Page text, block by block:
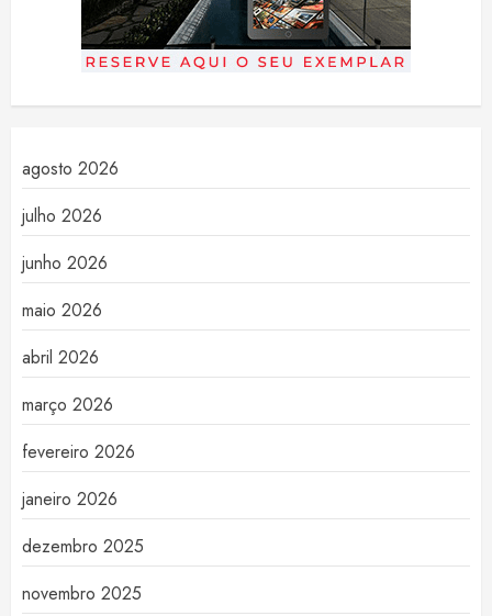
agosto 2026
julho 2026
junho 2026
maio 2026
abril 2026
março 2026
fevereiro 2026
janeiro 2026
dezembro 2025
novembro 2025